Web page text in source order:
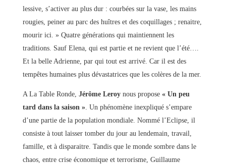
lessive, s’activer au plus dur : courbées sur la vase, les mains
rougies, peiner au parc des huîtres et des coquillages ; renaitre,
mourir ici. » Quatre générations qui maintiennent les
traditions. Sauf Elena, qui est partie et ne revient que l’été….
Et la belle Adrienne, par qui tout est arrivé. Car il est des
tempêtes humaines plus dévastatrices que les colères de la mer.
A La Table Ronde, Jérôme Leroynous propose « Un peu
tard dans la saison ». Un phénomène inexpliqué s’empare
d’une partie de la population mondiale. Nommé l’Eclipse, il
consiste à tout laisser tomber du jour au lendemain, travail,
famille, et à disparaitre. Tandis que le monde sombre dans le
chaos, entre crise économique et terrorisme, Guillaume